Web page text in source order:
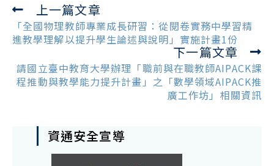
Read
more
articles
上一篇文章
「全國物理教師專業成長研習：從閱卷實務中學習精
進教學理解以提升學生論述與說明」實施計畫1份
下一篇文章
請國立臺中教育大學辦理「職前與在職教師AIPACK課
程推動與教學能力提升計畫」之「數學領域AIPACK推
廣工作坊」相關資訊
資通安全宣導